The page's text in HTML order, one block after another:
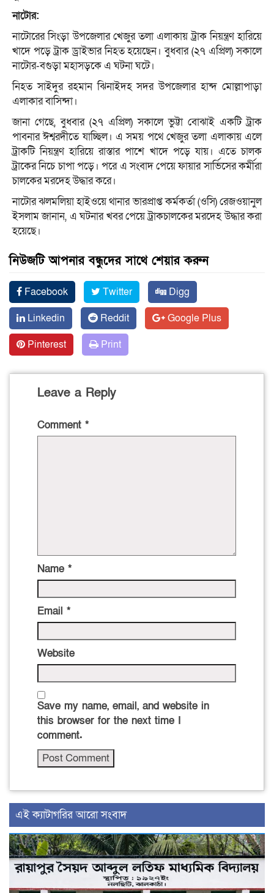
নাটোর:
নাটোরের সিংড়া উপজেলার খেজুর তলা এলাকায় ট্রাক নিয়ন্ত্রণ হারিয়ে
খাদে পড়ে ট্রাক ড্রাইভার নিহত হয়েছেন। বুধবার (২৭ এপ্রিল) সকালে
নাটোর-বগুড়া মহাসড়কে এ ঘটনা ঘটে।
নিহত সাইদুর রহমান ঝিনাইদহ সদর উপজেলার হান্দ মোল্লাপাড়া
এলাকার বাসিন্দা।
জানা গেছে, বুধবার (২৭ এপ্রিল) সকালে ভুট্টা বোঝাই একটি ট্রাক
পাবনার ঈশ্বরদীতে যাচ্ছিল। এ সময় পথে খেজুর তলা এলাকায় এলে
ট্রাকটি নিয়ন্ত্রণ হারিয়ে রাস্তার পাশে খাদে পড়ে যায়। এতে চালক
ট্রাকের নিচে চাপা পড়ে। পরে এ সংবাদ পেয়ে ফায়ার সার্ভিসের কর্মীরা
চালকের মরদেহ উদ্ধার করে।
নাটোর ঝলমলিয়া হাইওয়ে থানার ভারপ্রাপ্ত কর্মকর্তা (ওসি) রেজওয়ানুল
ইসলাম জানান, এ ঘটনার খবর পেয়ে ট্রাকচালকের মরদেহ উদ্ধার করা
হয়েছে।
নিউজটি আপনার বন্ধুদের সাথে শেয়ার করুন
Facebook Twitter
Digg
Linkedin
Reddit
Google Plus
Pinterest
Print
Leave a Reply
Comment *
Name *
Email *
Website
Save my name, email, and website in
this browser for the next time I
comment.
‍এই ক্যাটাগরির ‍আরো সংবাদ